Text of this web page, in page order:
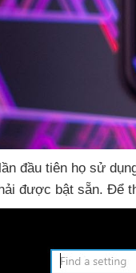
đầu tiên họ sử
được bật sẵn. Để